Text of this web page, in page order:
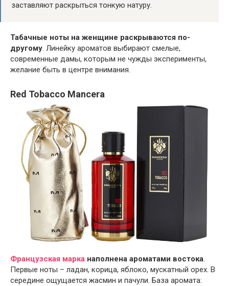
заставляют раскрыться тонкую натуру.
Табачные ноты на женщине раскрываются по-
другому. Линейку ароматов выбирают смелые,
современные дамы, которым не чужды эксперименты,
желание быть в центре внимания.
Red Tobacco Mancera
Французская марка наполнена ароматами востока.
Первые ноты – ладан, корица, яблоко, мускатный орех. В
середине ощущается жасмин и пачули. База аромата: